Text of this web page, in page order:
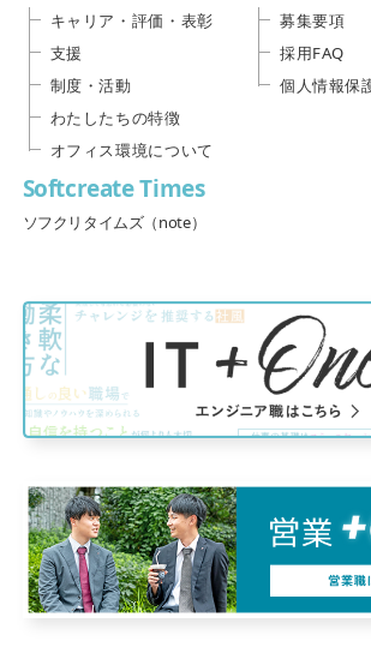
キャリア・評価・表彰
支援
制度・活動
わたしたちの特徴
オフィス環境について
Softcreate Times
ソフクリタイムズ（note）
募集要項
採用FAQ
個人情報保